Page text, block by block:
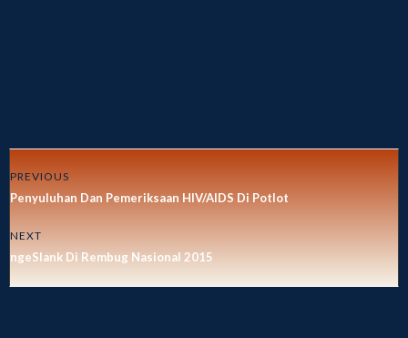
PREVIOUS
Penyuluhan Dan Pemeriksaan HIV/AIDS Di Potlot
NEXT
ngeSlank Di Rembug Nasional 2015